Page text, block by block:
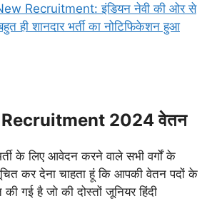
Recruitment: इंडियन नेवी की ओर से
ही शानदार भर्ती का नोटिफिकेशन हुआ
Recruitment 2024 वेतन
के लिए आवेदन करने वाले सभी वर्गों के
कर देना चाहता हूं कि आपकी वेतन पदों के
की गई है जो की दोस्तों जूनियर हिंदी